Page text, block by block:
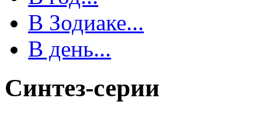
В Зодиаке...
В день...
Синтез-серии